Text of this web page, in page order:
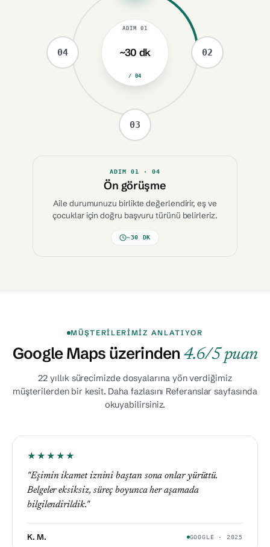
ADIM01
~30 dk
/ 04
02
03
04
ADIM 01 · 04
Ön görüşme
Aile durumunuzu birlikte değerlendirir, eş ve
çocuklar için doğru başvuru türünü belirleriz.
~30 DK
MÜŞTERILERIMIZ ANLATIYOR
Google Maps üzerinden 4.6/5 puan
22 yıllık sürecimizde dosyalarına yön verdiğimiz
müşterilerden bir kesit. Daha fazlasını Referanslar sayfasında
okuyabilirsiniz.
★★★★★
"Eşimin ikamet iznini baştan sona onlar yürüttü.
Belgeler eksiksiz, süreç boyunca her aşamada
bilgilendirildik."
K. M. GOOGLE · 2025
"İki çocuğumuzun ikamet başvurusunu tek seferde
sorunsuz hallettiler. Randevudan kart teslimine kadar
★★★★★
"Ailecek Türkiye'ye yerleşirken aile ikamet süreçlerimizi
onlara emanet ettik. Aracısız ve şeffaf çalışıyorlar."